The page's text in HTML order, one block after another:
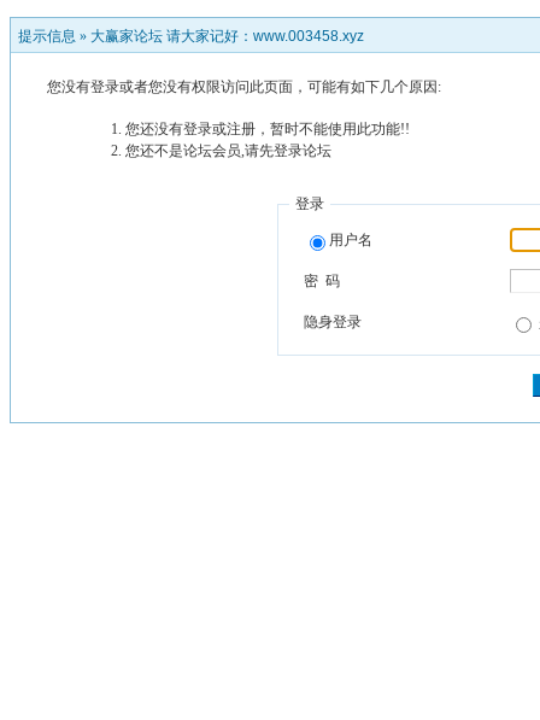
提示信息 » 大赢家论坛 请大家记好：www.003458.xyz
您没有登录或者您没有权限访问此页面，可能有如下几个原因:
您还没有登录或注册，暂时不能使用此功能!!
您还不是论坛会员,请先登录论坛
登录
用户名
密 码
隐身登录